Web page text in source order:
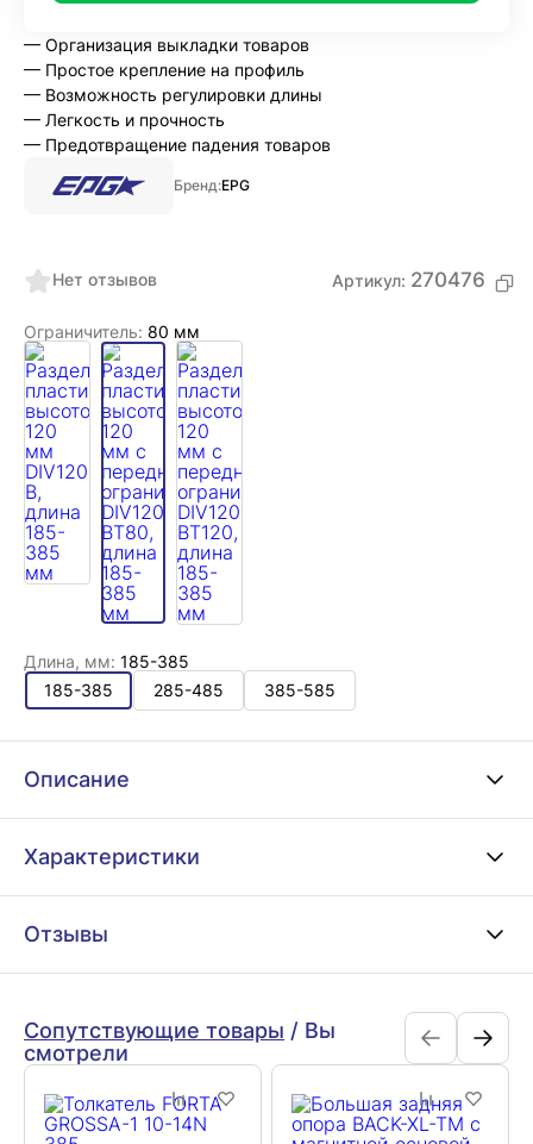
Нет отзывов Артикул: 270476
Ограничитель: 80 мм
Длина, мм: 185-385
185-385
285-485 385-585
— Организация выкладки товаров
— Простое крепление на профиль
— Возможность регулировки длины
— Легкость и прочность
— Предотвращение падения товаров
Бренд:EPG
Описание
Характеристики
Отзывы
Сопутствующие товары / Вы
смотрели